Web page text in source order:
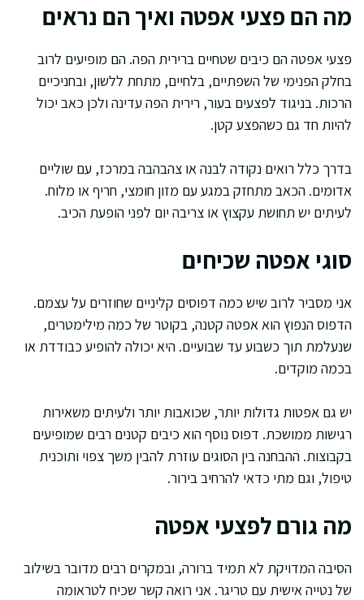
מה הם פצעי אפטה ואיך הם נראים
פצעי אפטה הם כיבים שטחיים ברירית הפה. הם מופיעים לרוב
בחלק הפנימי של השפתיים, בלחיים, מתחת ללשון, ובחניכיים
הרכות. בניגוד לפצעים בעור, רירית הפה עדינה ולכן כאב יכול
להיות חד גם כשהפצע קטן.
בדרך כלל רואים נקודה לבנה או צהבהבה במרכז, עם שוליים
אדומים. הכאב מתחזק במגע עם מזון חומצי, חריף או מלוח.
לעיתים יש תחושת עקצוץ או צריבה יום לפני הופעת הכיב.
סוגי אפטה שכיחים
אני מסביר לרוב שיש כמה דפוסים קליניים שחוזרים על עצמם.
הדפוס הנפוץ הוא אפטה קטנה, בקוטר של כמה מילימטרים,
שנעלמת תוך כשבוע עד שבועיים. היא יכולה להופיע כבודדת או
בכמה מוקדים.
יש גם אפטות גדולות יותר, שכואבות יותר ולעיתים משאירות
רגישות ממושכת. דפוס נוסף הוא כיבים קטנים רבים שמופיעים
בקבוצות. ההבחנה בין הסוגים עוזרת להבין משך צפוי ותוכנית
טיפול, וגם מתי כדאי להרחיב בירור.
מה גורם לפצעי אפטה
הסיבה המדויקת לא תמיד ברורה, ובמקרים רבים מדובר בשילוב
של נטייה אישית עם טריגר. אני רואה קשר שכיח לטראומה